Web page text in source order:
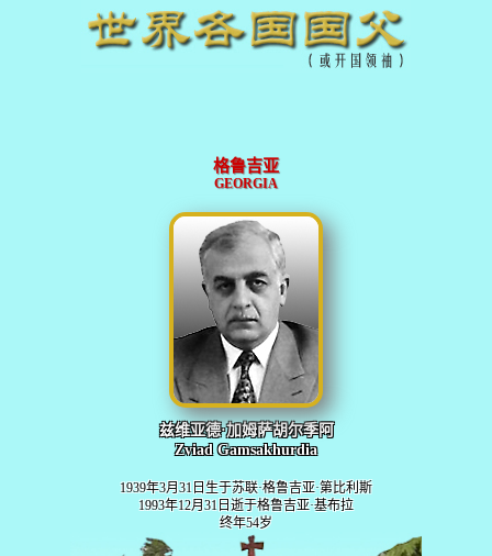
格鲁吉亚
GEORGIA
兹维亚德·加姆萨胡尔季阿
Zviad Gamsakhurdia
1939年3月31日生于苏联·格鲁吉亚·第比利斯
1993年12月31日逝于格鲁吉亚·基布拉
终年54岁